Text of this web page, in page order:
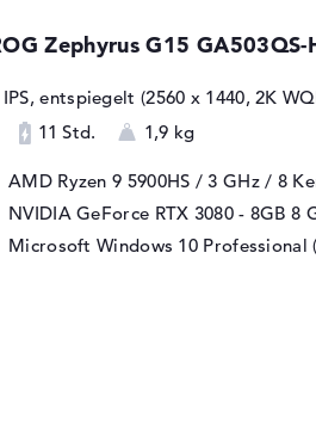
Zephyrus G15
entspiegelt (2560 x 1440, 2K
11 Std. 1,9 kg
AMD Ryzen 9 5900HS / 3 GHz/ 8
NVIDIA GeForce RTX 3080 - 8GB 8
Microsoft Windows 10 Professional